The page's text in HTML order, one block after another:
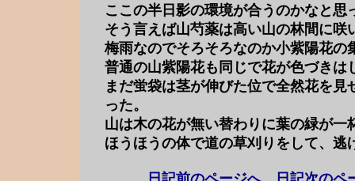
ここの半日影の環境が合うのかなと思
そう言えば山芍薬は高い山の林間に咲
梅雨なのでそろそろなのか小紫陽花
普通の山紫陽花も同じで花が色づきは
まだ蛍袋は茎が伸びた位で全然花を
った。
山は木の花が無い替わりに葉の緑が
ほうほうの体で道の草刈りをして、